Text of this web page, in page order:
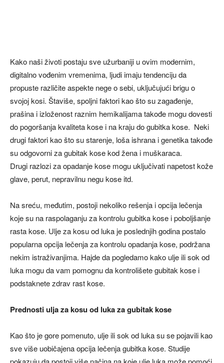
Kako naši životi postaju sve užurbaniji u ovim modernim,
digitalno vođenim vremenima, ljudi imaju tendenciju da
propuste različite aspekte nege o sebi, uključujući brigu o
svojoj kosi. Štaviše, spoljni faktori kao što su zagađenje,
prašina i izloženost raznim hemikalijama takođe mogu dovesti
do pogoršanja kvaliteta kose i na kraju do gubitka kose. Neki
drugi faktori kao što su starenje, loša ishrana i genetika takođe
su odgovorni za gubitak kose kod žena i muškaraca.
Drugi razlozi za opadanje kose mogu uključivati napetost kože
glave, perut, nepravilnu negu kose itd.
Na sreću, međutim, postoji nekoliko rešenja i opcija lečenja
koje su na raspolaganju za kontrolu gubitka kose i poboljšanje
rasta kose. Ulje za kosu od luka je poslednjih godina postalo
popularna opcija lečenja za kontrolu opadanja kose, podržana
nekim istraživanjima. Hajde da pogledamo kako ulje ili sok od
luka mogu da vam pomognu da kontrolišete gubitak kose i
podstaknete zdrav rast kose.
Prednosti ulja za kosu od luka za gubitak kose
Kao što je gore pomenuto, ulje ili sok od luka su se pojavili kao
sve više uobičajena opcija lečenja gubitka kose. Studije